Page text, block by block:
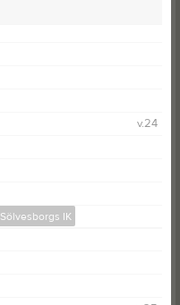
v.24
Sölvesborgs IK